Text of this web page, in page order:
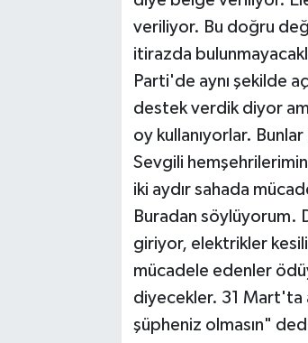
veriliyor. Bu doğru
itirazda
Parti'de aynı şekilde
destek verdik diyor
oy kullanıyorlar.
Sevgili
iki aydır sahada
Buradan söylüyorum.
giriyor, elektrikler
mücadele edenler
diyecekler. 31 Mart'ta
şüpheniz olmasın"